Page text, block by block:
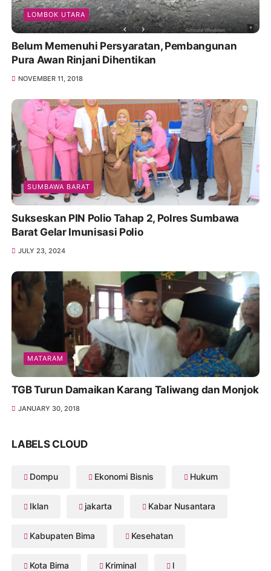
LOMBOK UTARA
Belum Memenuhi Persyaratan, Pembangunan
Pura Awan Rinjani Dihentikan
NOVEMBER 11, 2018
SUMBAWA BARAT
Sukseskan PIN Polio Tahap 2, Polres Sumbawa
Barat Gelar Imunisasi Polio
JULY 23, 2024
MATARAM
TGB Turun Damaikan Karang Taliwang dan Monjok
JANUARY 30, 2018
LABELS CLOUD
Dompu Ekonomi Bisnis Hukum
Iklan jakarta Kabar Nusantara
Kabupaten Bima Kesehatan
Kota Bima Kriminal l